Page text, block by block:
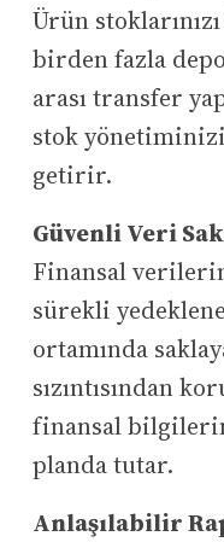
Ürün
birden fazla
arası transfer
stok
getirir.
Güvenli Veri
Finansal
sürekli
ortamında
sızıntısından
finansal
planda tutar.
Anlaşılabilir